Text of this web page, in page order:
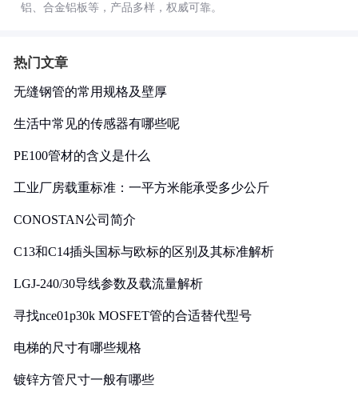
铝、合金铝板等，产品多样，权威可靠。
热门文章
无缝钢管的常用规格及壁厚
生活中常见的传感器有哪些呢
PE100管材的含义是什么
工业厂房载重标准：一平方米能承受多少公斤
CONOSTAN公司简介
C13和C14插头国标与欧标的区别及其标准解析
LGJ-240/30导线参数及载流量解析
寻找nce01p30k MOSFET管的合适替代型号
电梯的尺寸有哪些规格
镀锌方管尺寸一般有哪些